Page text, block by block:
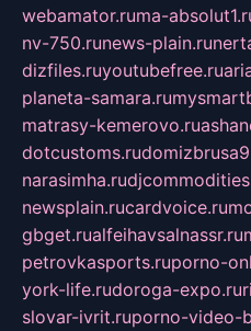
webamator.ruma-
nv-750.runews-plain.ru
dizfiles.ruyoutubefree.ru
planeta-samara.ru
matrasy-kemerovo.ru
dotcustoms.ru
narasimha.ru
newsplain.rucardvoice.ru
gbget.rualfeihavsalnassr.ru
petrovkasports.ruporno-
york-life.rudoroga-expo.ru
slovar-ivrit.ruporno-video-